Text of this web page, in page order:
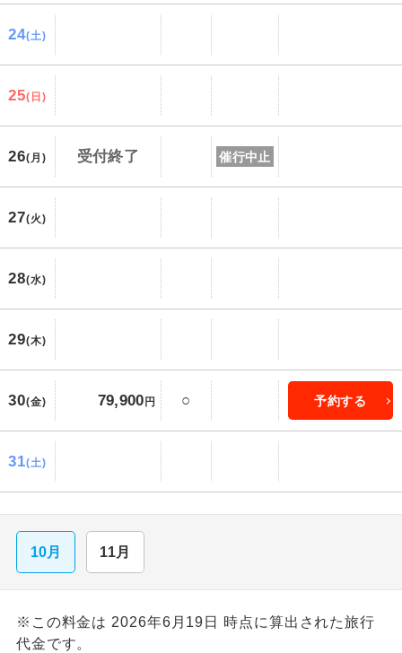
24(土)
25(日)
26(月) 受付終了 催行中止
27(火)
28(水)
29(木)
30(金) 79,900 円 ○ 予約する
31(土)
10月 11月
※この料金は 2026年6月19日 時点に算出された旅行
代金です。